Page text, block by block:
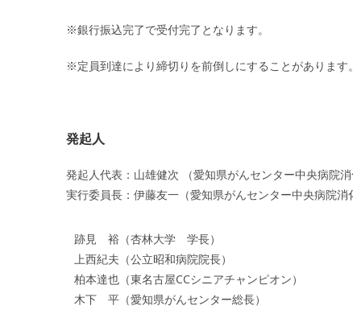
※銀行振込完了で受付完了となります。
※定員到達により締切りを前倒しにすることがあります。
発起人
発起人代表：山雄健次 （愛知県がんセンター中央病院
実行委員長：伊藤友一（愛知県がんセンター中央病院消
跡見 裕（杏林大学 学長）
上西紀夫（公立昭和病院院長）
柏本達也（東名古屋CCシニアチャンピオン）
木下 平（愛知県がんセンター総長）